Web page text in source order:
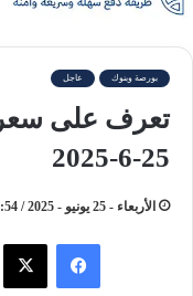
بورصة وبنوك عاجل
تعرف على سعر
25-6-2025
الأربعاء - 25 يونيو - 2025 / 3:54 مساءً